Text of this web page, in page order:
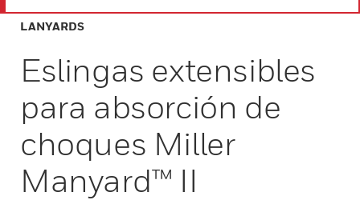
LANYARDS
Eslingas extensibles
para absorción de
choques Miller
Manyard™ II